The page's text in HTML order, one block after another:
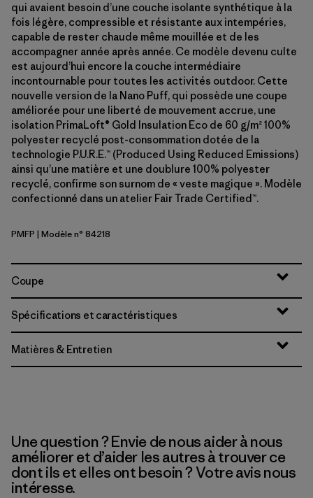
qui avaient besoin d’une couche isolante synthétique à la
fois légère, compressible et résistante aux intempéries,
capable de rester chaude même mouillée et de les
accompagner année après année. Ce modèle devenu culte
est aujourd’hui encore la couche intermédiaire
incontournable pour toutes les activités outdoor. Cette
nouvelle version de la Nano Puff, qui possède une coupe
améliorée pour une liberté de mouvement accrue, une
isolation PrimaLoft® Gold Insulation Eco de 60 g/m² 100%
polyester recyclé post-consommation dotée de la
technologie P.U.R.E.™ (Produced Using Reduced Emissions)
ainsi qu’une matière et une doublure 100% polyester
recyclé, confirme son surnom de « veste magique ». Modèle
confectionné dans un atelier Fair Trade Certified™.
Permafrost Purple
PMFP | Modèle n° 84218
Coupe
Spécifications et caractéristiques
Matières & Entretien
Une question ? Envie de nous aider à nous
améliorer et d’aider les autres à trouver ce
dont ils et elles ont besoin ? Votre avis nous
intéresse.